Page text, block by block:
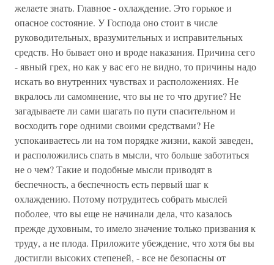
желаете знать. Главное - охлаждение. Это горькое и
опасное состояние. У Господа оно стоит в числе
руководительных, вразумительных и исправительных
средств. Но бывает оно и вроде наказания. Причина сего
- явный грех, но как у вас его не видно, то причины надо
искать во внутренних чувствах и расположениях. Не
вкралось ли самомнение, что вы не то что другие? Не
загадываете ли сами шагать по пути спасительном и
восходить горе одними своими средствами? Не
успокаиваетесь ли на том порядке жизни, какой заведен,
и расположились спать в мысли, что больше заботиться
не о чем? Такие и подобные мысли приводят в
беспечность, а беспечность есть первый шаг к
охлаждению. Потому потрудитесь собрать мыслей
поболее, что вы еще не начинали дела, что казалось
прежде духовным, то имело значение только призвания к
труду, а не плода. Приложите убеждение, что хотя бы вы
достигли высоких степеней, - все не безопасны от